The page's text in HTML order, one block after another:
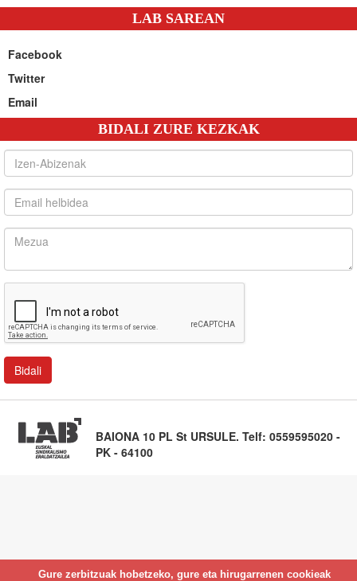
LAB SAREAN
Facebook
Twitter
Email
BIDALI ZURE KEZKAK
BAIONA 10 PL St URSULE. Telf: 0559595020 -
PK - 64100
Gure zerbitzuak hobetzeko, gure eta hirugarrenen cookieak